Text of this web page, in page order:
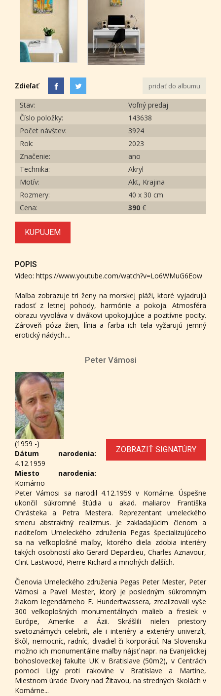
Zdieľať pridať do albumu
Stav:
Voľný predaj
Číslo položky:
143638
Počet návštev:
3924
Rok:
2023
Značenie:
ano
Technika:
Akryl
Motív:
Akt, Krajina
Rozmery:
40 x 30 cm
Cena:
390 €
KUPUJEM
POPIS
Video: https://www.youtube.com/watch?v=Lo6WMuG6Eow
Maľba zobrazuje tri ženy na morskej pláži, ktoré vyjadrujú
radosť z letnej pohody, harmónie a pokoja. Atmosféra
obrazu vyvoláva v divákovi upokojujúce a pozitívne pocity.
Zároveň póza žien, línia a farba ich tela vyžarujú jemný
erotický nádych....
Peter Vámosi
ZOBRAZIŤ SIGNATÚRY
(1959 -)
Dátum narodenia:
4.12.1959
Miesto narodenia:
Komárno
Peter Vámosi sa narodil 4.12.1959 v Komárne. Úspešne
ukončil súkromné štúdia u akad. maliarov Františka
Chrásteka a Petra Mestera. Reprezentant umeleckého
smeru abstraktný realizmus. Je zakladajúcim členom a
riaditeľom Umeleckého združenia Pegas špecializujúceho
sa na veľkoplošné maľby, ktorého diela zdobia interiéry
takých osobností ako Gerard Depardieu, Charles Aznavour,
Clint Eastwood, Pierre Richard a mnohých ďalších.
Členovia Umeleckého združenia Pegas Peter Mester, Peter
Vámosi a Pavel Mester, ktorý je posledným súkromným
žiakom legendárneho F. Hundertwassera, zrealizovali vyše
300 veľkoplošných monumentálnych malieb a fresiek v
Európe, Amerike a Ázii. Skrášlili nielen priestory
svetoznámych celebrít, ale i interiéry a exteriéry univerzít,
škôl, nemocníc, radníc, divadiel či korporácií. Na Slovensku
možno ich monumentálne maľby nájsť napr. na Evanjelickej
bohosloveckej fakulte UK v Bratislave (50m2), v Centrách
pomoci Ligy proti rakovine v Bratislave a Martine,
Miestnom úrade Dvory nad Žitavou, na stredných školách v
Komárne...